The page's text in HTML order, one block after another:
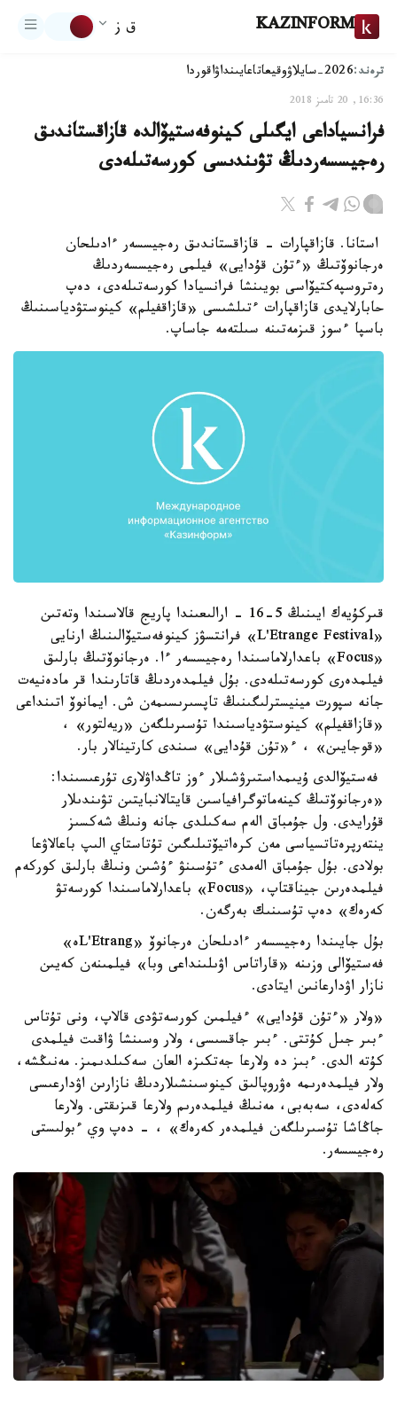
KAZINFORM ق ز
ترەند:2026-سايلاۋ وقيعاتاعايىنداۋاقوردا
16:36, 20 تامىز 2018
فرانسياداعى ايگىلى كينوفەستيۆالدە قازاقستاندىق
رەجيسسەردىڭ تۋىندىسى كورسەتىلەدى
استانا. قازاقپارات - قازاقستاندىق رەجيسسەر ءادىلحان
ەرجانوۆتىڭ «ءتۇن قۇدايى» فيلمى رەجيسسەردىڭ
رەتروسپەكتيۆاسى بويىنشا فرانسيادا كورسەتىلەدى، دەپ
حابارلايدى قازاقپارات ءتىلشىسى «قازاقفيلم» كينوستۋدياسىنىڭ
باسپا ءسوز قىزمەتىنە سىلتەمە جاساپ.
قىركۇيەك ايىنىڭ 5-16 - ارالىعىندا پاريج قالاسىندا وتەتىن
«L'Etrange Festival» فرانتسۋز كينوفەستيۆالىنىڭ ارنايى
«Focus» باعدارلاماسىندا رەجيسسەر ءا. ەرجانوۆتىڭ بارلىق
فيلمدەرى كورسەتىلەدى. بۇل فيلمدەردىڭ قاتارىندا قر مادەنيەت
جانە سپورت مينيسترلىگىنىڭ تاپسىرىسىمەن ش. ايمانوۆ اتىنداعى
«قازاقفيلم» كينوستۋدياسىندا تۇسىرىلگەن «ريەلتور» ،
«قوجايىن» ، ء«تۇن قۇدايى» سىندى كارتينالار بار.
فەستيۆالدى ۇيىمداستىرۋشىلار ءوز تاڭداۋلارى تۇرعىسىندا:
«ەرجانوۆتىڭ كينەماتوگرافياسىن قايتالانبايتىن تۋىندىلار
قۇرايدى. ول جۇمباق الەم سەكىلدى جانە ونىڭ شەكسىز
ينتەرپرەتاتسياسى مەن كرەاتيۆتىلىگىن تۇتاستاي الىپ باعالاۋعا
بولادى. بۇل جۇمباق الەمدى ءتۇسىنۋ ءۇشىن ونىڭ بارلىق كوركەم
فيلمدەرىن جيناقتاپ، «Focus» باعدارلاماسىندا كورسەتۋ
كەرەك» دەپ تۇسىنىك بەرگەن.
بۇل جايىندا رەجيسسەر ءادىلحان ەرجانوۆ «L'Etrangە»
فەستيۆالى وزىنە «قاراتاس اۋىلىنداعى وبا» فيلمىنەن كەيىن
نازار اۋدارعانىن ايتادى.
«ولار «ءتۇن قۇدايى» ءفيلمىن كورسەتۋدى قالاپ، ونى تۇتاس
ءبىر جىل كۇتتى. ءبىر جاقسىسى، ولار وسىنشا ۋاقىت فيلمدى
كۇتە الدى. ءبىز دە ولارعا جەتكىزە العان سەكىلدىمىز. مەنىڭشە،
ولار فيلمدەرىمە ەۋروپالىق كينوسىنشىلاردىڭ نازارىن اۋدارعىسى
كەلەدى، سەبەبى، مەنىڭ فيلمدەرىم ولارعا قىزىقتى. ولارعا
جاڭاشا تۇسىرىلگەن فيلمدەر كەرەك» ، - دەپ وي ءبولىستى
رەجيسسەر.